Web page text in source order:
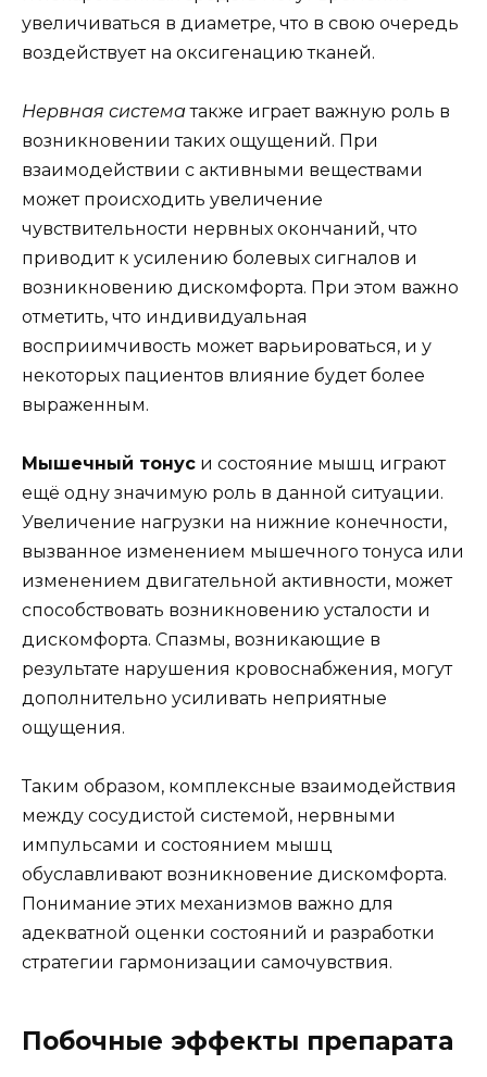
увеличиваться в диаметре, что в свою очередь
воздействует на оксигенацию тканей.
Нервная систематакже играет важную роль в
возникновении таких ощущений. При
взаимодействии с активными веществами
может происходить увеличение
чувствительности нервных окончаний, что
приводит к усилению болевых сигналов и
возникновению дискомфорта. При этом важно
отметить, что индивидуальная
восприимчивость может варьироваться, и у
некоторых пациентов влияние будет более
выраженным.
Мышечный тонус и состояние мышц играют
ещё одну значимую роль в данной ситуации.
Увеличение нагрузки на нижние конечности,
вызванное изменением мышечного тонуса или
изменением двигательной активности, может
способствовать возникновению усталости и
дискомфорта. Спазмы, возникающие в
результате нарушения кровоснабжения, могут
дополнительно усиливать неприятные
ощущения.
Таким образом, комплексные взаимодействия
между сосудистой системой, нервными
импульсами и состоянием мышц
обуславливают возникновение дискомфорта.
Понимание этих механизмов важно для
адекватной оценки состояний и разработки
стратегии гармонизации самочувствия.
Побочные эффекты препарата